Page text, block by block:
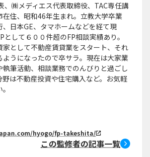
、㈱メディエス代表取締役、TAC専任講
在住、昭和46年生まれ。立教大学卒業
日本GE、タマホームなどを経て現
として６００件超のFP相談実績あり。
家として不動産賃貸業をスタート、それ
ようになったので卒サラ。現在は大家業
執筆活動、相談業務でのんびりと過ごし
野は不動産投資や住宅購入など。お気軽
hyogo/fp-takeshita/
この監修者の記事一覧